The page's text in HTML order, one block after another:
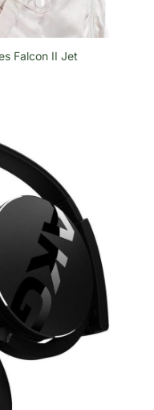
Falcon II Jet